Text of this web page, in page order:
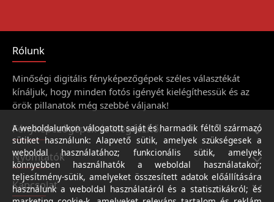
Rólunk
Minőségi digitális fényképezőgépek széles választékát
kínáljuk, hogy minden fotós igényét kielégíthessük és az
örök pillanatok még szebbé váljanak!
Fényképezőgépek és kiegészítői
Nyomtatók
Kapcsolat
A weboldalunkon válogatott saját és harmadik féltől származó
sütiket használunk: Alapvető sütik, amelyek szükségesek a
weboldal használatához; funkcionális sütik, amelyek
könnyebben használhatók a weboldal használatakor;
teljesítmény-sütik, amelyeket összesített adatok előállítására
használunk a weboldal használatáról és a statisztikákról; és